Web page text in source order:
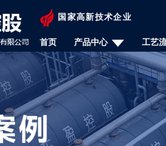
国家高新技术企业
首页 产品中心 工艺